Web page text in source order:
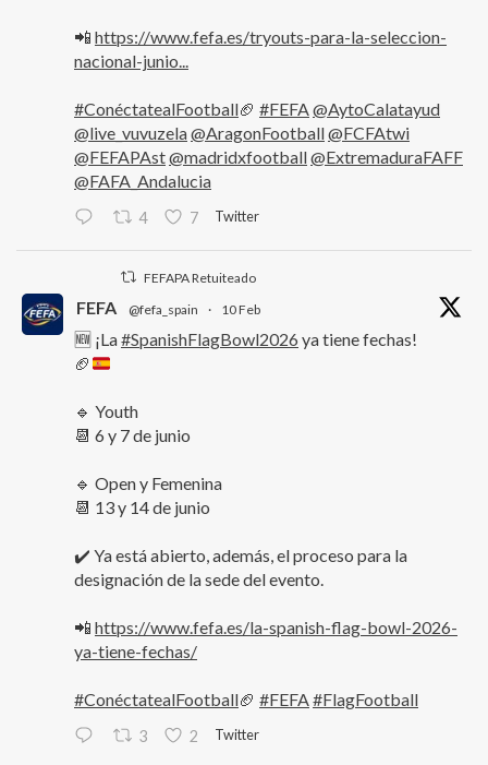
📲 https://www.fefa.es/tryouts-para-la-seleccion-
nacional-junio...
#ConéctatealFootball🏈 #FEFA@AytoCalatayud
@live_vuvuzela@AragonFootball@FCFAtwi
@FEFAPAst@madridxfootball@ExtremaduraFAFF
@FAFA_Andalucia
4 7 Twitter
FEFAPA Retuiteado
FEFA @fefa_spain · 10 Feb
🆕 ¡La#SpanishFlagBowl2026 ya tiene fechas!
🏈
🔹 Youth
📆 6 y 7 de junio
🔹 Open y Femenina
📆 13 y 14 de junio
✔️ Ya está abierto, además, el proceso para la
designación de la sede del evento.
📲 https://www.fefa.es/la-spanish-flag-bowl-2026-
ya-tiene-fechas/
#ConéctatealFootball🏈 #FEFA#FlagFootball
3 2 Twitter